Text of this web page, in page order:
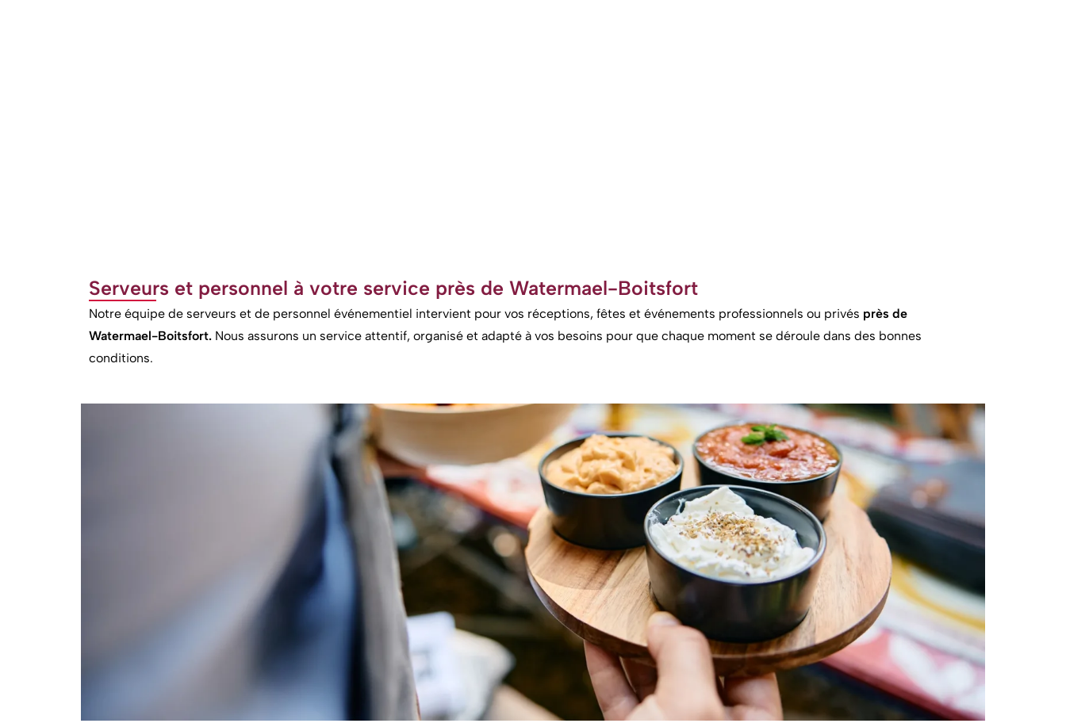
Serveurs et personnel à votre service près de Watermael-Boitsfort
Notre équipe de serveurs et de personnel événementiel intervient pour vos réceptions, fêtes et événements professionnels ou privés près de
Watermael-Boitsfort. Nous assurons un service attentif, organisé et adapté à vos besoins pour que chaque moment se déroule dans des bonnes
conditions.